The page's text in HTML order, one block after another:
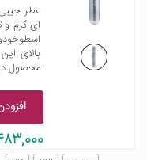
ای گرم و
بالای
محصول
483,000